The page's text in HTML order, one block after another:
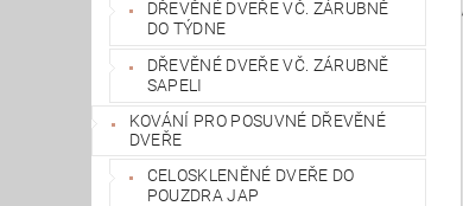
DŘEVĚNÉ DVEŘE VČ. ZÁRUBNĚ
DO TÝDNE
DŘEVĚNÉ DVEŘE VČ. ZÁRUBNĚ
SAPELI
KOVÁNÍ PRO POSUVNÉ DŘEVĚNÉ
DVEŘE
CELOSKLENĚNÉ DVEŘE DO
POUZDRA JAP